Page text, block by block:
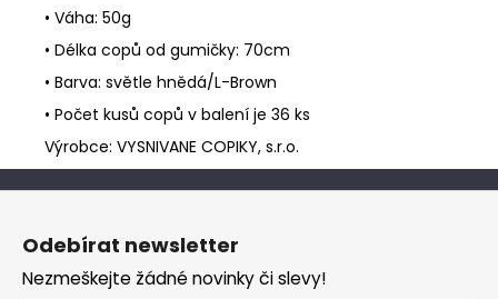
• Váha: 50g
• Délka copů od gumičky: 70cm
• Barva: světle hnědá/L-Brown
• Počet kusů copů v balení je 36 ks
Výrobce: VYSNIVANE COPIKY, s.r.o.
Z
Odebírat newsletter
Nezmeškejte žádné novinky či slevy!